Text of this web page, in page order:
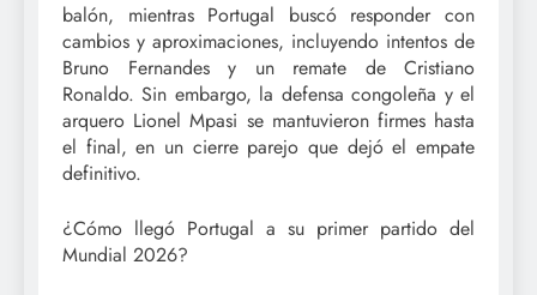
balón, mientras Portugal buscó responder con
cambios y aproximaciones, incluyendo intentos de
Bruno Fernandes y un remate de Cristiano
Ronaldo. Sin embargo, la defensa congoleña y el
arquero Lionel Mpasi se mantuvieron firmes hasta
el final, en un cierre parejo que dejó el empate
definitivo.
¿Cómo llegó Portugal a su primer partido del
Mundial 2026?